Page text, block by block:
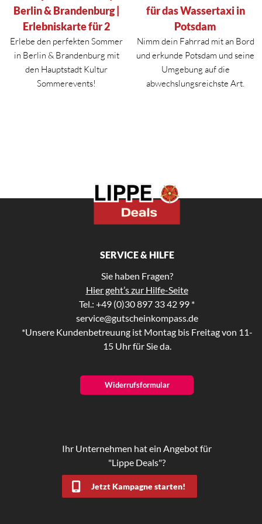
Berlin & Brandenburg |
Erlebniskarte für 2
Erlebe den perfekten Sommer
in Berlin & Brandenburg mit
den Hauptstadt Kultur
Sommerevents!
für das Wassertaxi in
Potsdam
Nimm dein Fahrrad mit an Bord
und erkunde Potsdam und seine
Umgebung auf die
abwechslungsreichste Art.
SERVICE & HILFE
Sie haben Fragen?
Hier geht’s zur Hilfe-Seite
Tel.: +49 (0)30 897 33 42 99 *
service@gutscheinkompass.de
*Unsere Kundenbetreuung ist Montag bis Freitag von 11-
15 Uhr für Sie da.
Widerrufsformular
Ihr Unternehmen hat ein Angebot für
"Lippe Deals"?
Jetzt Kampagne starten!